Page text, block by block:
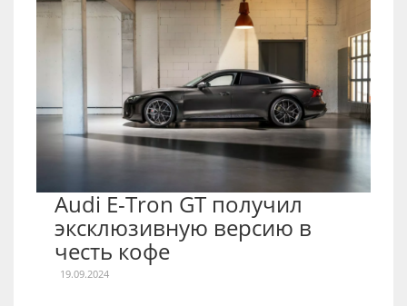
Audi E-Tron GT получил
эксклюзивную версию в
честь кофе
19.09.2024